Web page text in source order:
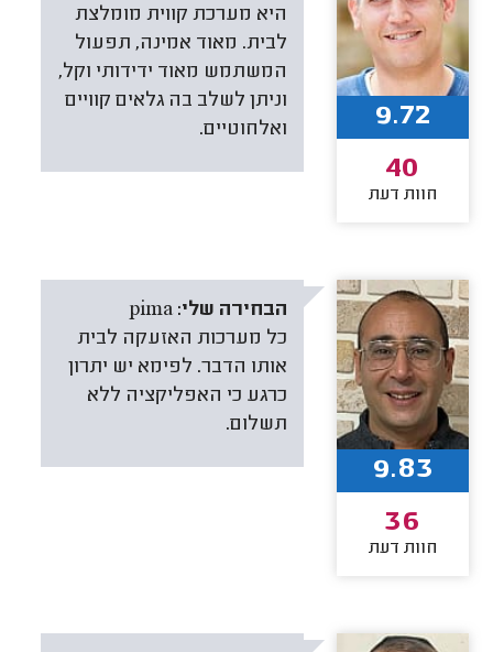
היא מערכת קווית מומלצת
לבית. מאוד אמינה, תפעול
המשתמש מאוד ידידותי וקל,
וניתן לשלב בה גלאים קוויים
ואלחוטיים.
9.72
40
חוות דעת
הבחירה שלי: pima
כל מערכות האזעקה לבית
אותו הדבר. לפימא יש יתרון
כרגע כי האפליקציה ללא
תשלום.
9.83
36
חוות דעת